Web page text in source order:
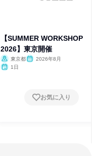
【SUMMER WORKSHOP
2026】東京開催
東京都
2026年8月
1日
お気に入り